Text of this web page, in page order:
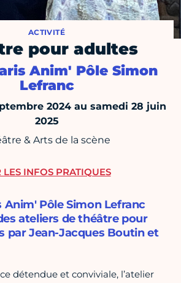
ACTIVITÉ
pour adultes
Anim' Pôle Simon
Lefranc
2024 au samedi 28 juin
2025
& Arts de la scène
Anim' Pôle Simon Lefranc
ateliers de théâtre pour
par Jean-Jacques Boutin et
détendue et conviviale, l’atelier
LES INFOS PRATIQUES